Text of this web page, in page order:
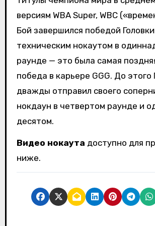
версиям WBA Super, WBC
Бой завершился победой
техническим нокаутом в
раунде — это была самая
победа в карьере GGG. До этого
дважды отправил своего
нокдаун в четвертом раунде и
десятом.
Видео нокаута доступно для
ниже.